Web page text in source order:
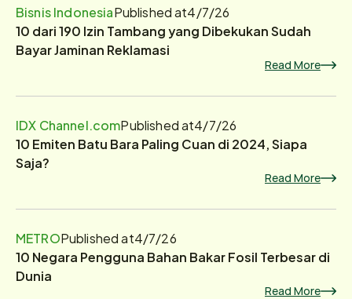
Bisnis IndonesiaPublished at4/7/26
10 dari 190 Izin Tambang yang Dibekukan Sudah
Bayar Jaminan Reklamasi
Read More
IDX Channel.comPublished at4/7/26
10 Emiten Batu Bara Paling Cuan di 2024, Siapa
Saja?
Read More
METROPublished at4/7/26
10 Negara Pengguna Bahan Bakar Fosil Terbesar di
Dunia
Read More